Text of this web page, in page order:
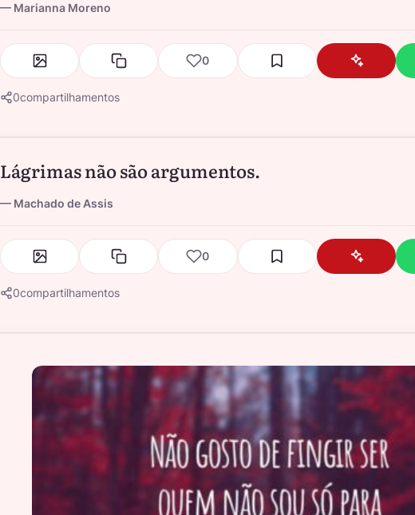
Marianna Moreno
0
0compartilhamentos
Lágrimas não são argumentos.
Machado de Assis
0
0compartilhamentos